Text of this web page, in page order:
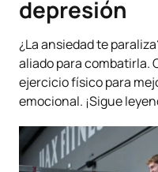
depresión
¿La ansiedad te
aliado para combatirla.
ejercicio físico para
emocional. ¡Sigue